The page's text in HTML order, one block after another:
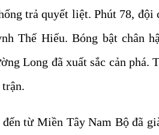
trả quyết liệt. Phút 78,
Thế Hiếu. Bóng bật chân
Long đã xuất sắc cản phá.
từ Miền Tây Nam Bộ đã